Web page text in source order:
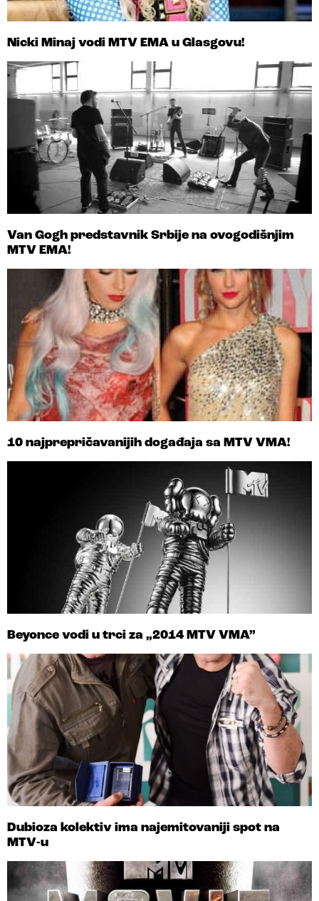
Nicki Minaj vodi MTV EMA u Glasgovu!
Van Gogh predstavnik Srbije na ovogodišnjim
MTV EMA!
10 najprepričavanijih događaja sa MTV VMA!
Beyonce vodi u trci za „2014 MTV VMA”
Dubioza kolektiv ima najemitovaniji spot na
MTV-u